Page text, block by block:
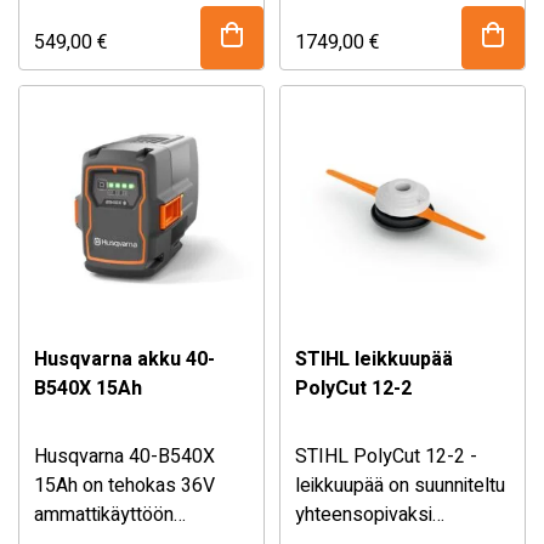
pilkkomiseen,
puunkaatoon ja
-teknologia, hiiliharjaton
moottori ja portaaton
kaasuliipaisin takaavat
erinomaisen
leikkuutehon, tarkan
hallinnan ja luotettavan
pituus 14″.
549,00€
rakenteen ja
huippuluokan tehon.
lämpökahvat tekevät siitä
erinomaisen valinnan
vaativaan metsänhoitoon
1749,00€
Husqvarna akku 40-
B540X 15Ah
Husqvarna 40-B540X
15Ah on tehokas 36V
ammattikäyttöön
STIHL leikkuupää
PolyCut 12-2
STIHL PolyCut 12-2 -
leikkuupää on suunniteltu
yhteensopivaksi